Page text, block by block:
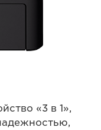
«3 в 1»,